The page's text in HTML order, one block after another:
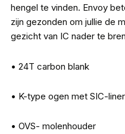
hengel te vinden. Envoy
zijn gezonden om jullie de
gezicht van IC nader te
• 24T carbon blank
• K-type ogen met SIC-liner
• OVS- molenhouder